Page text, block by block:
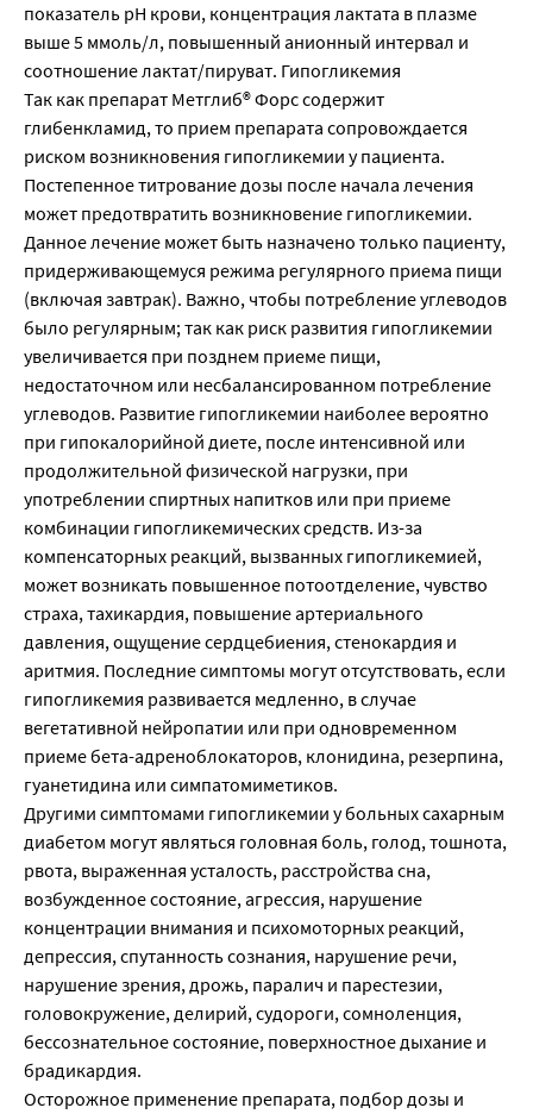
показатель pH крови, концентрация лактата в плазме
выше 5 ммоль/л, повышенный анионный интервал и
соотношение лактат/пируват. Гипогликемия
Так как препарат Метглиб® Форс содержит
глибенкламид, то прием препарата сопровождается
риском возникновения гипогликемии у пациента.
Постепенное титрование дозы после начала лечения
может предотвратить возникновение гипогликемии.
Данное лечение может быть назначено только пациенту,
придерживающемуся режима регулярного приема пищи
(включая завтрак). Важно, чтобы потребление углеводов
было регулярным; так как риск развития гипогликемии
увеличивается при позднем приеме пищи,
недостаточном или несбалансированном потребление
углеводов. Развитие гипогликемии наиболее вероятно
при гипокалорийной диете, после интенсивной или
продолжительной физической нагрузки, при
употреблении спиртных напитков или при приеме
комбинации гипогликемических средств. Из-за
компенсаторных реакций, вызванных гипогликемией,
может возникать повышенное потоотделение, чувство
страха, тахикардия, повышение артериального
давления, ощущение сердцебиения, стенокардия и
аритмия. Последние симптомы могут отсутствовать, если
гипогликемия развивается медленно, в случае
вегетативной нейропатии или при одновременном
приеме бета-адреноблокаторов, клонидина, резерпина,
гуанетидина или симпатомиметиков.
Другими симптомами гипогликемии у больных сахарным
диабетом могут являться головная боль, голод, тошнота,
рвота, выраженная усталость, расстройства сна,
возбужденное состояние, агрессия, нарушение
концентрации внимания и психомоторных реакций,
депрессия, спутанность сознания, нарушение речи,
нарушение зрения, дрожь, паралич и парестезии,
головокружение, делирий, судороги, сомноленция,
бессознательное состояние, поверхностное дыхание и
брадикардия.
Осторожное применение препарата, подбор дозы и